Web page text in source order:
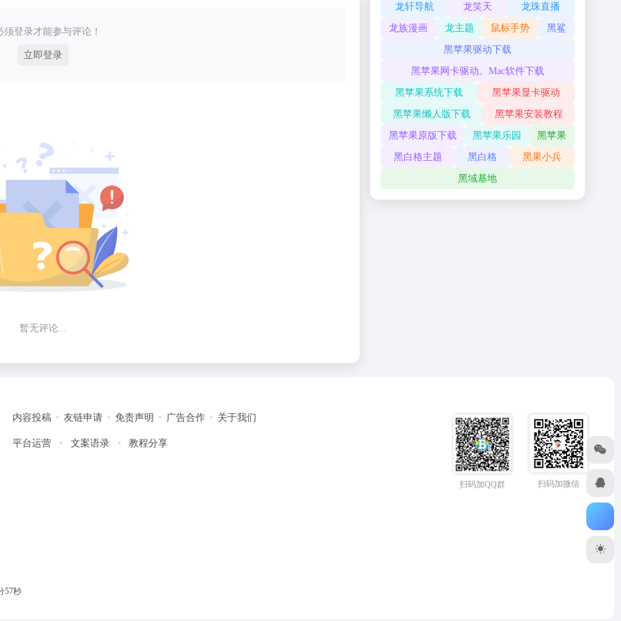
须登录才能参与评论！
立即登录
暂无评论...
龙轩导航 龙笑天 龙珠直播
龙族漫画 龙主题 鼠标手势 黑鲨
黑苹果驱动下载
黑苹果网卡驱动。Mac软件下载
黑苹果系统下载 黑苹果显卡驱动
黑苹果懒人版下载 黑苹果安装教程
黑苹果原版下载 黑苹果乐园 黑苹果
黑白格主题 黑白格 黑果小兵
黑域基地
内容投稿 友链申请 免责声明 广告合作 关于我们
平台运营 文案语录 教程分享
扫码加QQ群 扫码加微信
58秒